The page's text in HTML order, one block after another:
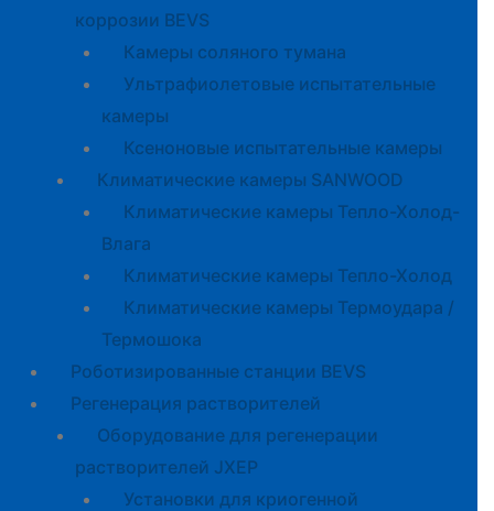
коррозии BEVS
Камеры соляного тумана
Ультрафиолетовые испытательные
камеры
Ксеноновые испытательные камеры
Климатические камеры SANWOOD
Климатические камеры Тепло-Холод-
Влага
Климатические камеры Тепло-Холод
Климатические камеры Термоудара /
Термошока
Роботизированные станции BEVS
Регенерация растворителей
Оборудование для регенерации
растворителей JXEP
Установки для криогенной